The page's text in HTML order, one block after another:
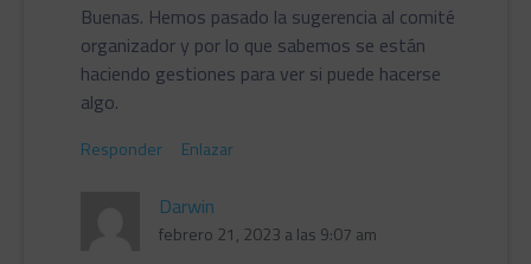
Buenas. Hemos pasado la sugerencia al comité
organizador y por lo que sabemos se están
haciendo gestiones para ver si puede hacerse
algo.
Responder Enlazar
Darwin
febrero 21, 2023 a las 9:07 am